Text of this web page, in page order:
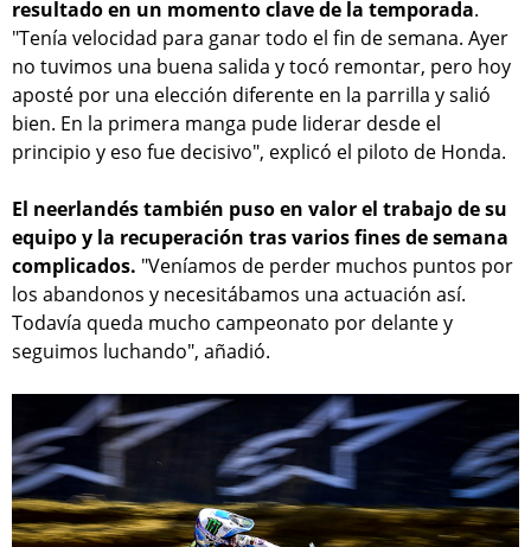
resultado en un momento clave de la temporada.
"Tenía velocidad para ganar todo el fin de semana. Ayer
no tuvimos una buena salida y tocó remontar, pero hoy
aposté por una elección diferente en la parrilla y salió
bien. En la primera manga pude liderar desde el
principio y eso fue decisivo", explicó el piloto de Honda.
El neerlandés también puso en valor el trabajo de su
equipo y la recuperación tras varios fines de semana
complicados. "Veníamos de perder muchos puntos por
los abandonos y necesitábamos una actuación así.
Todavía queda mucho campeonato por delante y
seguimos luchando", añadió.